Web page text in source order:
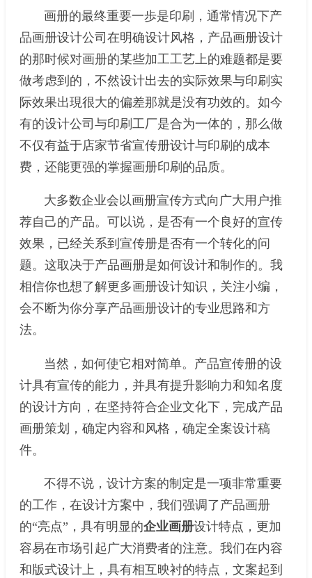
画册的最终重要一歩是印刷，通常情况下产
品画册设计公司在明确设计风格，产品画册设计
的那时候对画册的某些加工工艺上的难题都是要
做考虑到的，不然设计出去的实际效果与印刷实
际效果出現很大的偏差那就是没有功效的。如今
有的设计公司与印刷工厂是合为一体的，那么做
不仅有益于店家节省宣传册设计与印刷的成本
费，还能更强的掌握画册印刷的品质。
大多数企业会以画册宣传方式向广大用户推
荐自己的产品。可以说，是否有一个良好的宣传
效果，已经关系到宣传册是否有一个转化的问
题。这取决于产品画册是如何设计和制作的。我
相信你也想了解更多画册设计知识，关注小编，
会不断为你分享产品画册设计的专业思路和方
法。
当然，如何使它相对简单。产品宣传册的设
计具有宣传的能力，并具有提升影响力和知名度
的设计方向，在坚持符合企业文化下，完成产品
画册策划，确定内容和风格，确定全案设计稿
件。
不得不说，设计方案的制定是一项非常重要
的工作，在设计方案中，我们强调了产品画册
的“亮点”，具有明显的企业画册设计特点，更加
容易在市场引起广大消费者的注意。我们在内容
和版式设计上，具有相互映衬的特点，文案起到